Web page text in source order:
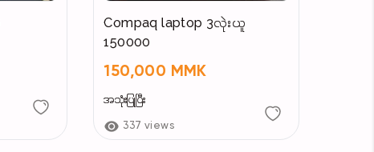
Compaq laptop 3လုဲးယူ
150000
150,000 MMK
အသုံးပြုပြီး
337 views